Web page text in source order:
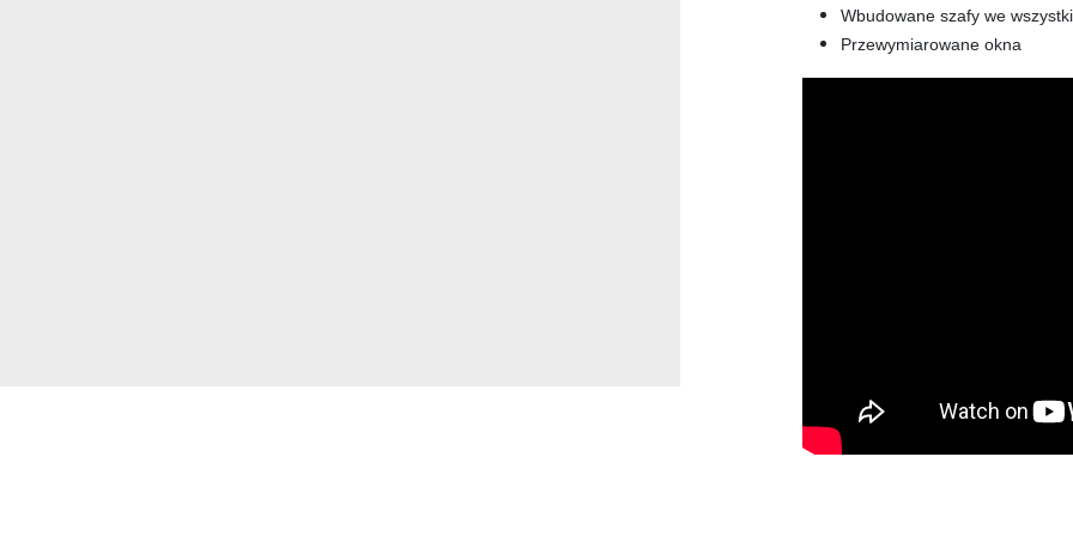
Wbudowane szafy we
Przewymiarowane okna